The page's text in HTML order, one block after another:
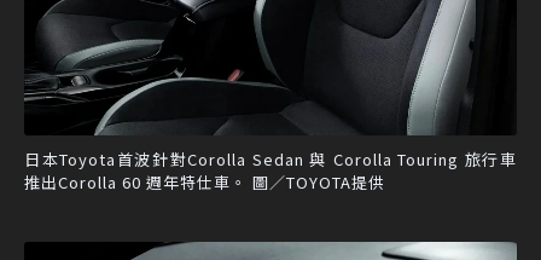
日本Toyota首波針對Corolla Sedan 與 Corolla Touring 旅行車
推出Corolla 60 週年特仕車。 圖／TOYOTA提供